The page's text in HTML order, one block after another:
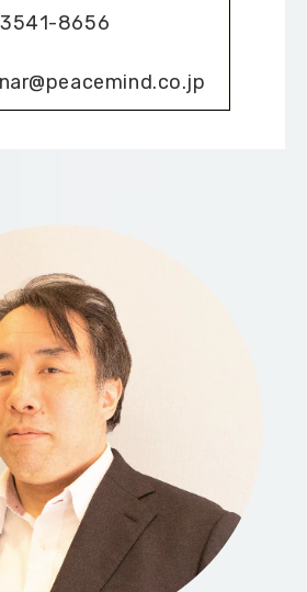
8656